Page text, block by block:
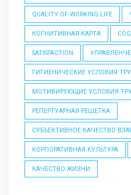
QUALITY OF WORKING LIFE
КОГНИТИВНАЯ КАРТА
SATISFACTION
ГИГИЕНИЧЕСКИЕ УСЛОВИЯ
МОТИВИРУЮЩИЕ УСЛОВИЯ
РЕПЕРТУАРНАЯ РЕШЕТКА
СУБЪЕКТИВНОЕ КАЧЕСТВО
КОРПОРАТИВНАЯ КУЛЬТУРА
КАЧЕСТВО ЖИЗНИ